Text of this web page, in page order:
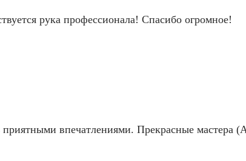
рука профессионала! Спасибо огромное!
впечатлениями. Прекрасные мастера